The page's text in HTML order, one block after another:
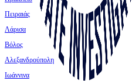
Πειραιάς
Λάρισα
Βόλος
Αλεξανδρούπολη
Ιωάννινα